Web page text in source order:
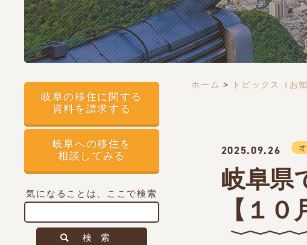
岐阜の移住に関する
資料を請求する
岐阜への移住を
相談してみる
気になることは、ここで検索
検索
ホーム > トピックス（お
2025.09.26
岐阜県
【１０